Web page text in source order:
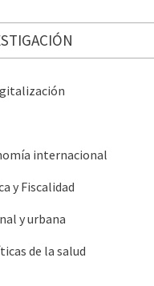
internacional
y Fiscalidad
y urbana
de la salud